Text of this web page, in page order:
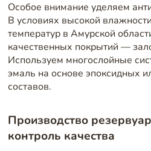
Особое внимание уделяем
В условиях высокой
температур в Амурской
качественных покрытий —
Используем многослойные
эмаль на основе эпоксидных
составов.
Производство
контроль качества